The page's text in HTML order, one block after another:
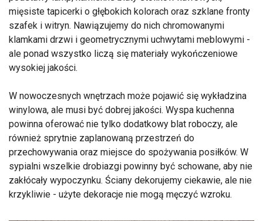
mięsiste tapicerki o głębokich kolorach oraz szklane fronty
szafek i witryn. Nawiązujemy do nich chromowanymi
klamkami drzwi i geometrycznymi uchwytami meblowymi -
ale ponad wszystko liczą się materiały wykończeniowe
wysokiej jakości.
W nowoczesnych wnętrzach może pojawić się wykładzina
winylowa, ale musi być dobrej jakości. Wyspa kuchenna
powinna oferować nie tylko dodatkowy blat roboczy, ale
również sprytnie zaplanowaną przestrzeń do
przechowywania oraz miejsce do spożywania posiłków. W
sypialni wszelkie drobiazgi powinny być schowane, aby nie
zakłócały wypoczynku. Ściany dekorujemy ciekawie, ale nie
krzykliwie - użyte dekoracje nie mogą męczyć wzroku.